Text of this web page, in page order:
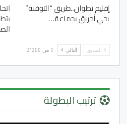
إقليم تطوان..طريق “التوفنة”
بحي أحريق بجماعة…
السابق التالي 1 من 2٬200
ترتيب البطولة